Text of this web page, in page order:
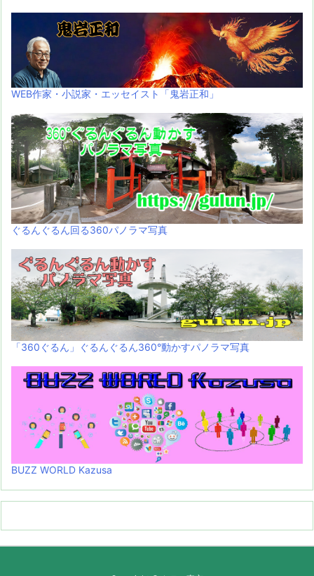
WEB作家・小説家・エッセイスト「鬼岩正和」
ぐるんぐるん回る360パノラマ写真
「360ぐるん」ぐるんぐるん360°動かすパノラマ写真
BUZZ WORLD Kazusa